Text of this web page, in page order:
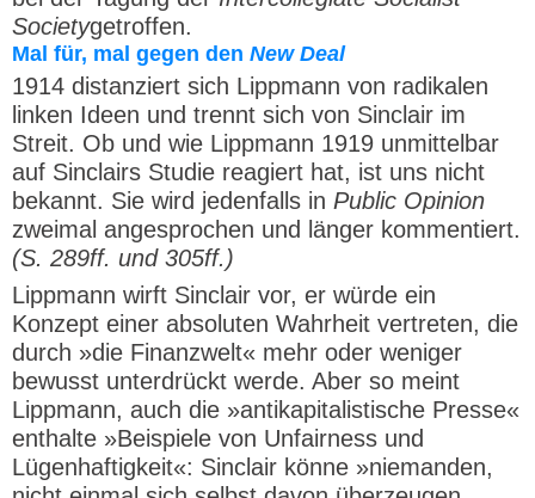
Societygetroffen.
Mal für, mal gegen den New Deal
1914 distanziert sich Lippmann von radikalen
linken Ideen und trennt sich von Sinclair im
Streit. Ob und wie Lippmann 1919 unmittelbar
auf Sinclairs Studie reagiert hat, ist uns nicht
bekannt. Sie wird jedenfalls in Public Opinion
zweimal angesprochen und länger kommentiert.
(S. 289ff. und 305ff.)
Lippmann wirft Sinclair vor, er würde ein
Konzept einer absoluten Wahrheit vertreten, die
durch »die Finanzwelt« mehr oder weniger
bewusst unterdrückt werde. Aber so meint
Lippmann, auch die »antikapitalistische Presse«
enthalte »Beispiele von Unfairness und
Lügenhaftigkeit«: Sinclair könne »niemanden,